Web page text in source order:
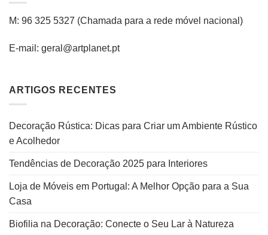
M: 96 325 5327 (Chamada para a rede móvel nacional )
E-mail: geral@artplanet.pt
ARTIGOS RECENTES
Decoração Rústica: Dicas para Criar um Ambiente Rústico
e Acolhedor
Tendências de Decoração 2025 para Interiores
Loja de Móveis em Portugal: A Melhor Opção para a Sua
Casa
Biofilia na Decoração: Conecte o Seu Lar à Natureza